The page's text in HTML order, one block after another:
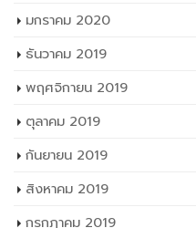
มกราคม 2020
ธันวาคม 2019
พฤศจิกายน 2019
ตุลาคม 2019
กันยายน 2019
สิงหาคม 2019
กรกฎาคม 2019